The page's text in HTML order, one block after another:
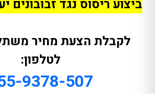
ביצוע ריסוס נגד זבובונים
לקבלת הצעת מחיר
לטלפון:
9378-507